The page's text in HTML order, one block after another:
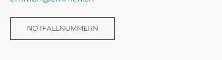
NOTFALLNUMMERN